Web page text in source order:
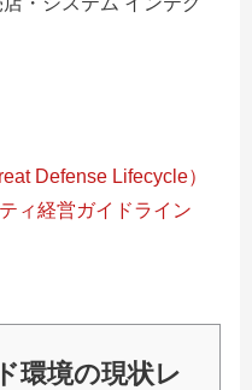
Defense Lifecycle）
ィ経営ガイドライン
環境の現状レ